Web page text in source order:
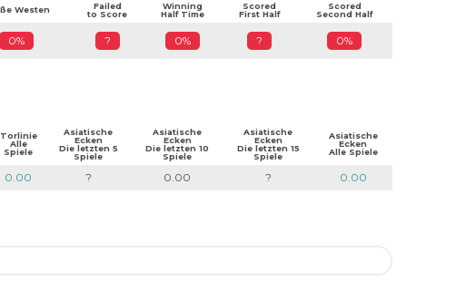
Westen
Failed
to Score
Winning
Half Time
Scored
First Half
Scored
Second Half
0% ? 0% ? 0%
Torlinie
Alle
Spiele
Asiatische
Ecken
Die letzten 5
Spiele
Asiatische
Ecken
Die letzten 10
Spiele
Asiatische
Ecken
Die letzten 15
Spiele
Asiatische
Ecken
Alle Spiele
0.00 ? 0.00 ? 0.00